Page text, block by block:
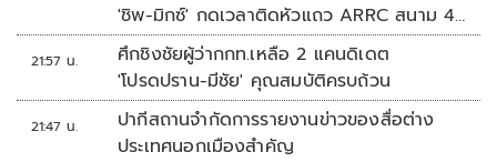
'ชิพ-มิกซ์' กดเวลาติดหัวแถว ARRC สนาม 4
ที่มัลดาลิกา
21:57 น.
ศึกชิงชัยผู้ว่ากกท.เหลือ 2 แคนดิเดต
'โปรดปราน-มีชัย' คุณสมบัติครบถ้วน
21:47 น.
ปากีสถานจำกัดการรายงานข่าวของสื่อต่าง
ประเทศนอกเมืองสำคัญ